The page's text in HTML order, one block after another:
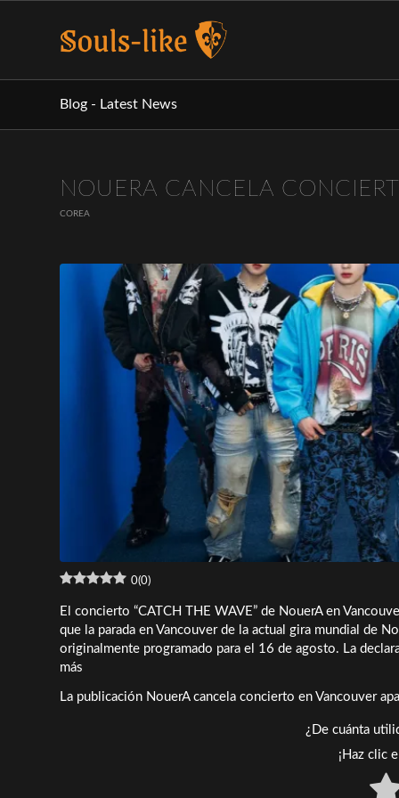
Blog - Latest News
NOUERA CANCELA
COREA
0(0)
El concierto “CATCH THE WAVE” de NouerA en
que la parada en Vancouver de la actual gira mundial de
originalmente programado para el 16 de agosto. La
más
concierto
La publicación NouerA cancela concierto en Vancouver
¿De cuánta
¡Haz clic